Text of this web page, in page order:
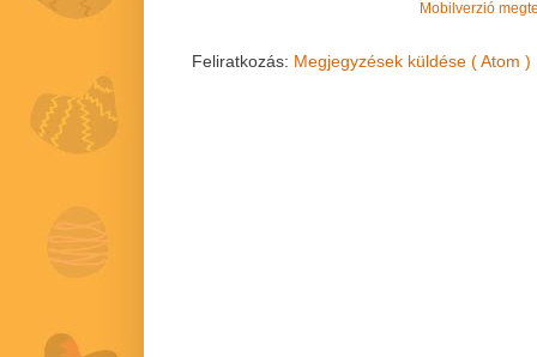
Mobilverzió
Feliratkozás: Megjegyzések küldése ( Atom )